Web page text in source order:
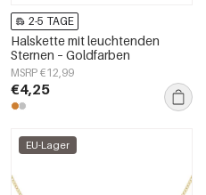
2-5 TAGE
Halskette mit leuchtenden
Sternen – Goldfarben
MSRP €12,99
€4,25
EU-Lager